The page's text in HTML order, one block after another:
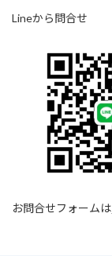
Lineから問合せ
お問合せフォームは